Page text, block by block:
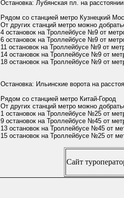
Остановка: Лубянская пл. на
Рядом со станцией метро Кузнецкий
От других станций метро можно
4 остановок на Троллейбусе №9 от
6 остановок на Троллейбусе №9 от
11 остановок на Троллейбусе №9 от
14 остановок на Троллейбусе №9 от
18 остановок на Троллейбусе №9 от
Остановка: Ильинские ворота на
Рядом со станцией метро Китай-Город
От других станций метро можно
1 остановок на Троллейбусе №25 от
9 остановок на Троллейбусе №45 от
13 остановок на Троллейбусе №45 от
15 остановок на Троллейбусе №25 от
Сайт